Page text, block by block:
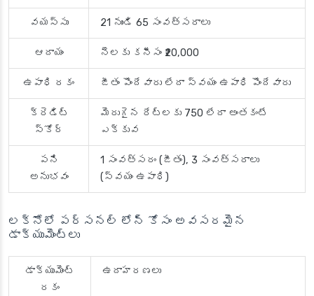
వయస్సు 21 నుండి 65 సంవత్సరాలు
ఆదాయం నెలకు కనీసం ₹20,000
ఉపాధి రకం జీతం పొందేవారు లేదా స్వయం ఉపాధి పొందేవారు
క్రెడిట్
స్కోర్
మెరుగైన రేట్లకు 750 లేదా అంతకంటే
ఎక్కువ
పని
అనుభవం
1 సంవత్సరం (జీతం), 3 సంవత్సరాలు
(స్వయం ఉపాధి)
లక్నోలో పర్సనల్ లోన్ కోసం అవసరమైన
డాక్యుమెంట్లు
డాక్యుమెంట్
రకం
ఉదాహరణలు